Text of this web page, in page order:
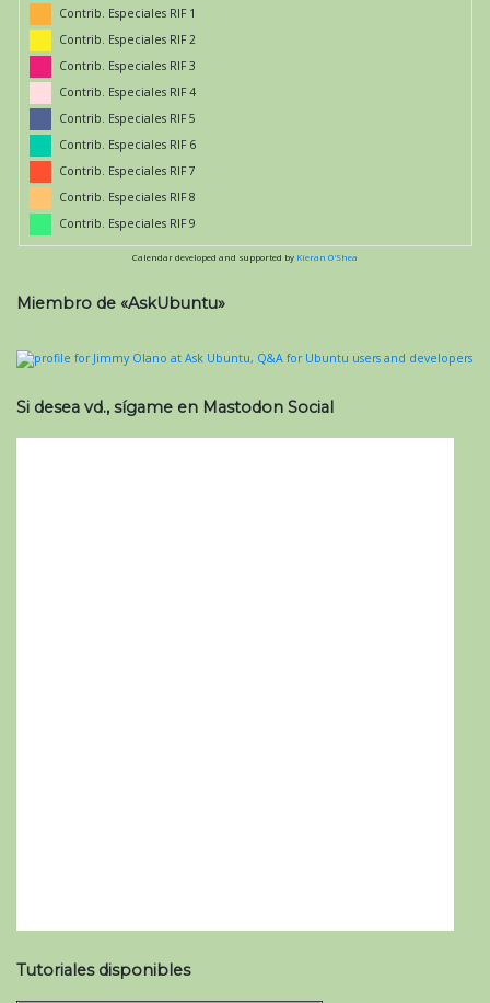
Contrib. Especiales RIF 1
Contrib. Especiales RIF 2
Contrib. Especiales RIF 3
Contrib. Especiales RIF 4
Contrib. Especiales RIF 5
Contrib. Especiales RIF 6
Contrib. Especiales RIF 7
Contrib. Especiales RIF 8
Contrib. Especiales RIF 9
Calendar developed and supported by Kieran O'Shea
Miembro de «AskUbuntu»
Si desea vd., sígame en Mastodon Social
Tutoriales disponibles